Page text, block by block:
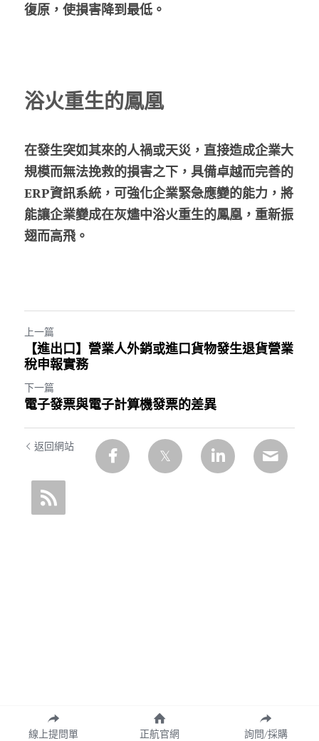
復原，使損害降到最低。
浴火重生的鳳凰
在發生突如其來的人禍或天災，直接造成企業大
規模而無法挽救的損害之下，具備卓越而完善的
ERP資訊系統，可強化企業緊急應變的能力，將
能讓企業變成在灰燼中浴火重生的鳳凰，重新振
翅而高飛。
上一篇
【進出口】營業人外銷或進口貨物發生退貨營業
稅申報實務
下一篇
電子發票與電子計算機發票的差異
返回網站
線上提問單 正航官網 詢問/採購